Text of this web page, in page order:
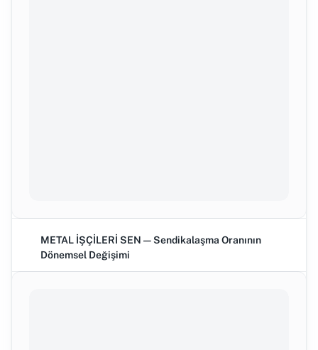
METAL İŞÇİLERİ SEN — Sendikalaşma Oranının
Dönemsel Değişimi